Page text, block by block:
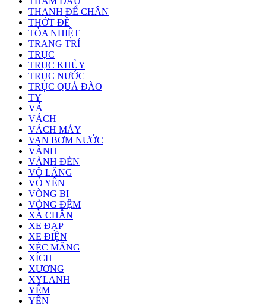
THANH ĐỂ CHÂN
THỚT ĐỀ
TỎA NHIỆT
TRANG TRÍ
TRỤC
TRỤC KHỦY
TRỤC NƯỚC
TRỤC QUẢ ĐÀO
TY
VÁ
VÁCH
VÁCH MÁY
VAN BƠM NƯỚC
VÀNH
VÀNH ĐÈN
VÔ LĂNG
VỎ YÊN
VÒNG BI
VÒNG ĐỆM
XÀ CHÂN
XE ĐẠP
XE ĐIỆN
XÉC MĂNG
XÍCH
XƯƠNG
XYLANH
YẾM
YÊN